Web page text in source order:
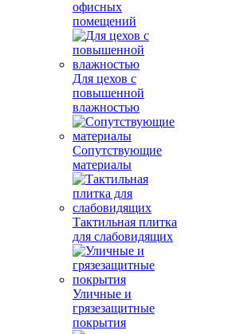
офисных
помещений
Для цехов с
повышенной
влажностью
Сопутствующие
материалы
Тактильная плитка
для слабовидящих
Уличные и
грязезащитные
покрытия